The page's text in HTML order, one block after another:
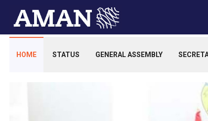
HOME STATUS GENERAL ASSEMBLY